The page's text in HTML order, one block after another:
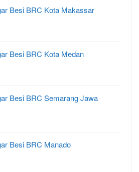
Besi BRC Kota Makassar
Besi BRC Kota Medan
Besi BRC Semarang Jawa
Besi BRC Manado